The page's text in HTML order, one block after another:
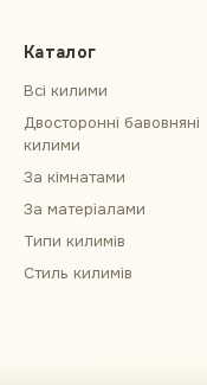
Каталог
Всі килими
Двосторонні бавовняні
килими
За кімнатами
За матеріалами
Типи килимів
Стиль килимів